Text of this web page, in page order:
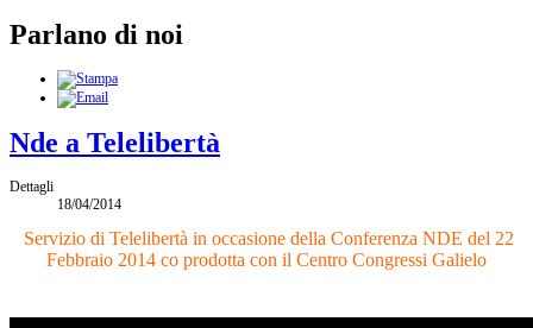
Parlano di noi
Nde a Telelibertà
Dettagli
18/04/2014
Servizio di Telelibertà in occasione della Conferenza NDE del 22
Febbraio 2014 co prodotta con il Centro Congressi Galielo